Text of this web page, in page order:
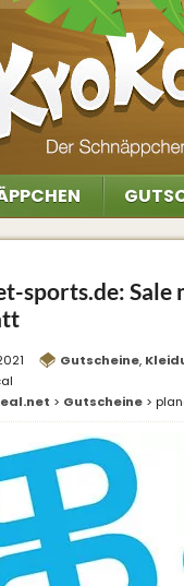
sports.de: Sale
Gutscheine,
> Gutscheine >